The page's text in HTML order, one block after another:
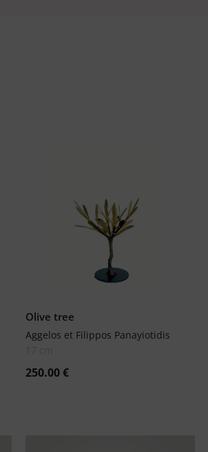
Olive tree
Aggelos et Filippos Panayiotidis
250.00€